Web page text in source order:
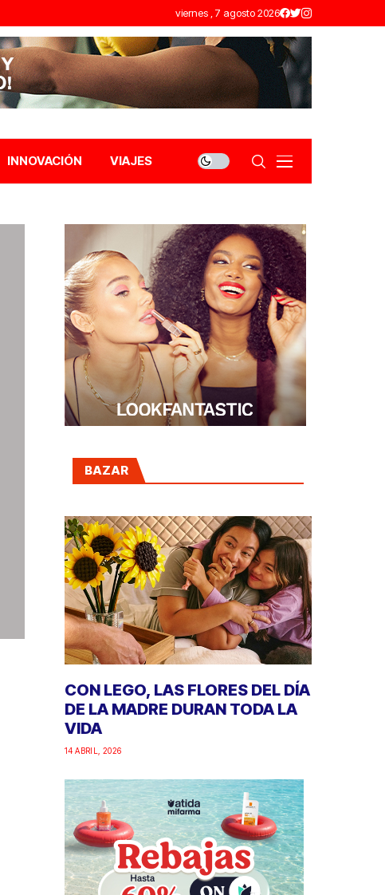
viernes , 7 agosto 2026
INNOVACIÓN VIAJES
BAZAR
CON LEGO, LAS FLORES DEL DÍA
DE LA MADRE DURAN TODA LA
VIDA
14 ABRIL, 2026